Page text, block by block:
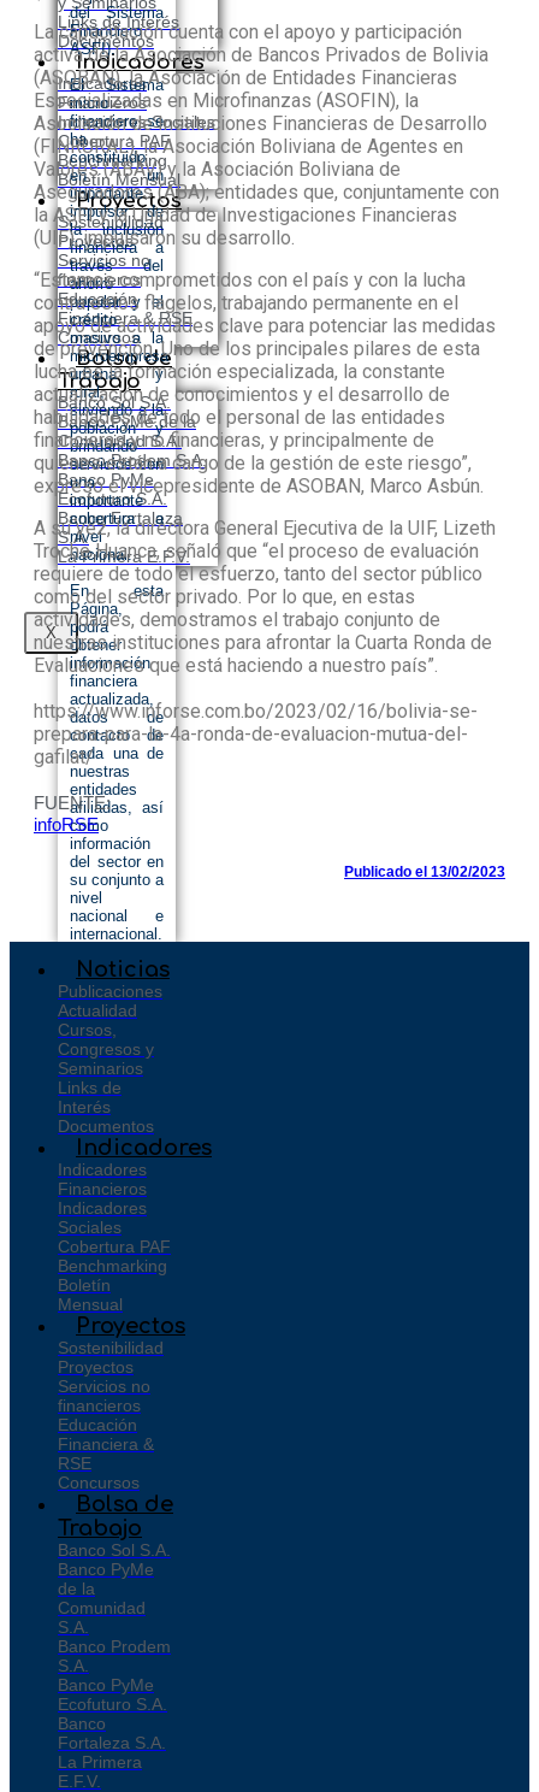
Links de Interés
Documentos
Indicadores
Indicadores
Financieros
Indicadores Sociales
Cobertura PAF
Benchmarking
Boletín Mensual
Proyectos
Sostenibilidad
Proyectos
Servicios no
financieros
Educación
Financiera & RSE
Concursos
Bolsa de
Trabajo
Banco Sol S.A.
Banco PyMe de la
Comunidad S.A.
Banco Prodem S.A.
Banco PyMe
Ecofuturo S.A.
Banco Fortaleza
S.A.
La Primera E.F.V.
X
del Sistema
Financiero
ASFI).
El Sistema
micro
financiero se
ha
constituido
en un
importante
impulsor de
la inclusión
financiera a
través del
ahorro
popular y el
crédito
masivo a la
microempresa
urbana y
rural,
sirviendo a la
población y
brindando
servicios con
una
importante
cobertura a
nivel
nacional.
En esta
Página,
podrá
obtener
información
financiera
actualizada,
datos de
contacto de
cada una de
nuestras
entidades
afiliadas, así
como
información
del sector en
su conjunto a
nivel
nacional e
internacional.
Noticias
Publicaciones
Actualidad
Cursos,
Congresos y
Seminarios
Links de
Interés
Documentos
Indicadores
Indicadores
Financieros
Indicadores
Sociales
Cobertura PAF
Benchmarking
Boletín
Mensual
Proyectos
Sostenibilidad
Proyectos
Servicios no
financieros
Educación
Financiera &
RSE
Concursos
Bolsa de
Trabajo
Banco Sol S.A.
Banco PyMe
de la
Comunidad
S.A.
Banco Prodem
S.A.
Banco PyMe
Ecofuturo S.A.
Banco
Fortaleza S.A.
La Primera
E.F.V.
La capacitación cuenta con el apoyo y participación
activa de la Asociación de Bancos Privados de Bolivia
(ASOBAN), la Asociación de Entidades Financieras
Especializadas en Microfinanzas (ASOFIN), la
Asociación de Instituciones Financieras de Desarrollo
(FINRURAL), la Asociación Boliviana de Agentes en
Valores (ABAV) y la Asociación Boliviana de
Aseguradores (ABA); entidades que, conjuntamente con
la ASFI y la Unidad de Investigaciones Financieras
(UIF), impulsaron su desarrollo.
“Estamos comprometidos con el país y con la lucha
contra estos flagelos, trabajando permanente en el
apoyo de actividades clave para potenciar las medidas
de prevención. Uno de los principales pilares de esta
lucha es la formación especializada, la constante
actualización de conocimientos y el desarrollo de
habilidades de todo el personal de las entidades
financieras y no financieras, y principalmente de
quienes están a cargo de la gestión de este riesgo”,
expresó el vicepresidente de ASOBAN, Marco Asbún.
A su vez, la directora General Ejecutiva de la UIF, Lizeth
Troche Huanca, señaló que “el proceso de evaluación
requiere de todo el esfuerzo, tanto del sector público
como del sector privado. Por lo que, en estas
actividades, demostramos el trabajo conjunto de
nuestras instituciones para afrontar la Cuarta Ronda de
Evaluaciones que está haciendo a nuestro país”.
https://www.inforse.com.bo/2023/02/16/bolivia-se-
prepara-para-la-4a-ronda-de-evaluacion-mutua-del-
gafilat/
FUENTE:
infoRSE
Publicado el 13/02/2023